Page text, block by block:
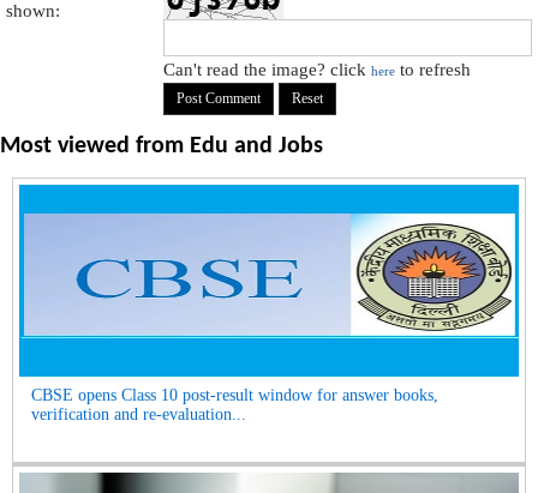
shown:
Can't read the image? clickhere to refresh
Most viewed from Edu and Jobs
CBSE opens Class 10 post-result window for answer books,
verification and re-evaluation...